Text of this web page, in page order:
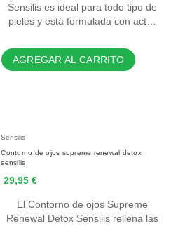
Sensilis es ideal para todo tipo de
pieles y está formulada con act…
AGREGAR AL CARRITO
Sensilis
Contorno de ojos supreme renewal detox
sensilis
29,95 €
El Contorno de ojos Supreme
Renewal Detox Sensilis rellena las